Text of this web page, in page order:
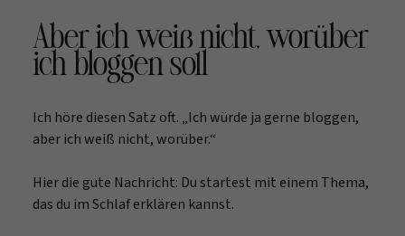
Aber ich weiß nicht, worüber
ich bloggen soll
Ich höre diesen Satz oft. „Ich würde ja gerne bloggen,
aber ich weiß nicht, worüber.“
Hier die gute Nachricht: Du startest mit einem Thema,
das du im Schlaf erklären kannst.